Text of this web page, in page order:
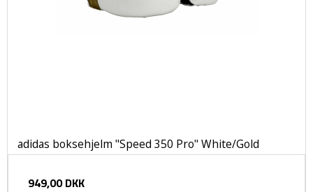
adidas boksehjelm "Speed 350 Pro" White/Gold
949,00 DKK